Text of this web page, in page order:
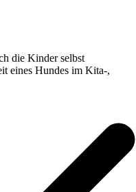
die Kinder selbst
eines Hundes im Kita-,